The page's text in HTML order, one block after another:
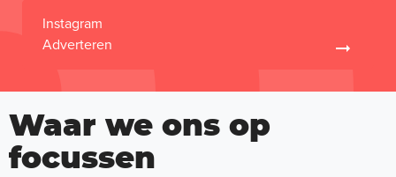
Instagram
Adverteren
Waar we ons op
focussen